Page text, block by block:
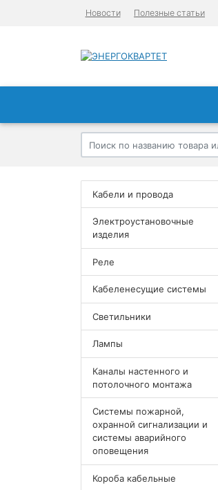
Новости Полезные статьи
Кабели и провода
Электроустановочные
изделия
Реле
Кабеленесущие системы
Светильники
Лампы
Каналы настенного и
потолочного монтажа
Системы пожарной,
охранной сигнализации и
системы аварийного
оповещения
Короба кабельные